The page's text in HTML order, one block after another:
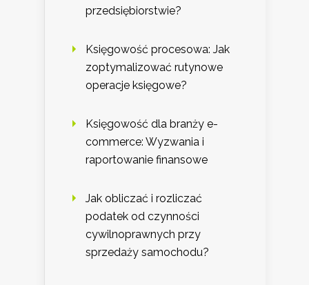
przedsiębiorstwie?
Księgowość procesowa: Jak
zoptymalizować rutynowe
operacje księgowe?
Księgowość dla branży e-
commerce: Wyzwania i
raportowanie finansowe
Jak obliczać i rozliczać
podatek od czynności
cywilnoprawnych przy
sprzedaży samochodu?